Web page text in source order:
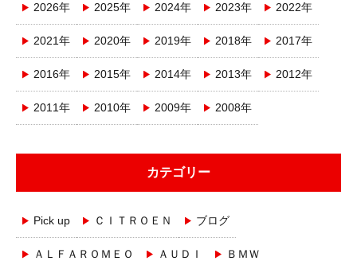
2026年 2025年 2024年 2023年 2022年
2021年 2020年 2019年 2018年 2017年
2016年 2015年 2014年 2013年 2012年
2011年 2010年 2009年 2008年
カテゴリー
Pick up ＣＩＴＲＯＥＮ ブログ
ＡＬＦＡＲＯＭＥＯ ＡＵＤＩ ＢＭＷ